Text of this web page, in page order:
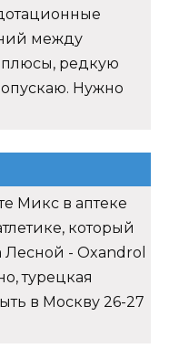
между
плюсы, редкую
Нужно
Микс в аптеке
который
Лесной - Oxandrol
турецкая
в Москву 26-27